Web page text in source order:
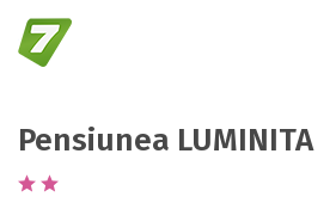
Pensiunea LUMINITA